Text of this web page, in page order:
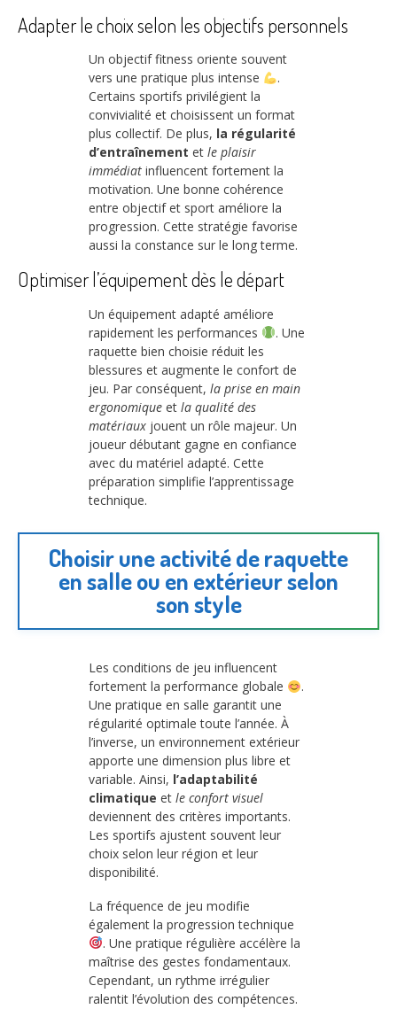
Adapter le choix selon les objectifs personnels
Un objectif fitness oriente souvent
vers une pratique plus intense
.
Certains sportifs privilégient la
convivialité et choisissent un format
plus collectif. De plus, la régularité
d’entraînement et le plaisir
immédiat influencent fortement la
motivation. Une bonne cohérence
entre objectif et sport améliore la
progression. Cette stratégie favorise
aussi la constance sur le long terme.
Optimiser l’équipement dès le départ
Un équipement adapté améliore
rapidement les performances
. Une
raquette bien choisie réduit les
blessures et augmente le confort de
jeu. Par conséquent, la prise en main
ergonomique et la qualité des
matériaux jouent un rôle majeur. Un
joueur débutant gagne en confiance
avec du matériel adapté. Cette
préparation simplifie l’apprentissage
technique.
Choisir une activité de raquette
en salle ou en extérieur selon
son style
Les conditions de jeu influencent
fortement la performance globale
.
Une pratique en salle garantit une
régularité optimale toute l’année. À
l’inverse, un environnement extérieur
apporte une dimension plus libre et
variable. Ainsi, l’adaptabilité
climatique et le confort visuel
deviennent des critères importants.
Les sportifs ajustent souvent leur
choix selon leur région et leur
disponibilité.
La fréquence de jeu modifie
également la progression technique
. Une pratique régulière accélère la
maîtrise des gestes fondamentaux.
Cependant, un rythme irrégulier
ralentit l’évolution des compétences.